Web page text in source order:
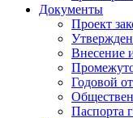
Документы
Проект
Внесение
Годовой
Паспорта